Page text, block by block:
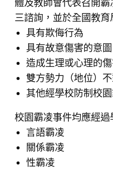
體及教師會代表召開
三諮詢，並於全國教
具有欺侮行為
具有故意傷害的意圖
造成生理或心理的
雙方勢力（地位）
其他經學校防制校
校園霸凌事件均應經
言語霸凌
關係霸凌
性霸凌